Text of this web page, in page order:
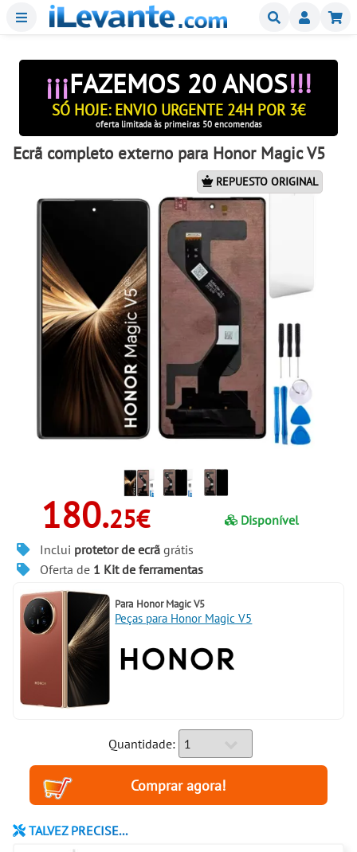
Menu Buscar
¡¡¡FAZEMOS 20 ANOS!!!
SÓ HOJE: ENVIO URGENTE 24H POR 3€
oferta limitada às primeiras 50 encomendas
Ecrã completo externo para Honor Magic V5
REPUESTO ORIGINAL
180.25€ Disponível
Inclui protetor de ecrãgrátis
Oferta de 1 Kit de ferramentas
Para Honor Magic V5
Peças para Honor Magic V5
Quantidade:
TALVEZ PRECISE...